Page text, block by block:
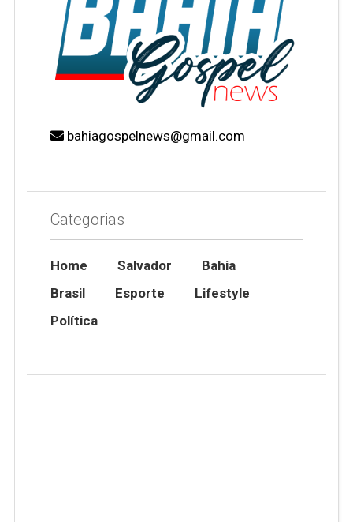
bahiagospelnews@gmail.com
Categorias
Home Salvador
Bahia
Brasil
Esporte
Lifestyle
Política